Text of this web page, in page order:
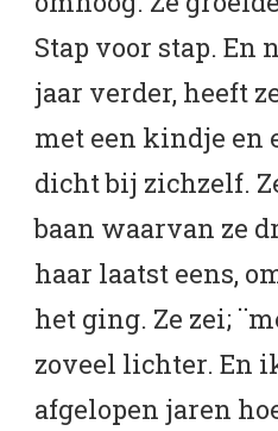
Stap voor stap. En
jaar verder, heeft
met een kindje en
dicht bij zichzelf.
baan waarvan ze
haar laatst eens,
het ging. Ze zei;
zoveel lichter. En
afgelopen jaren